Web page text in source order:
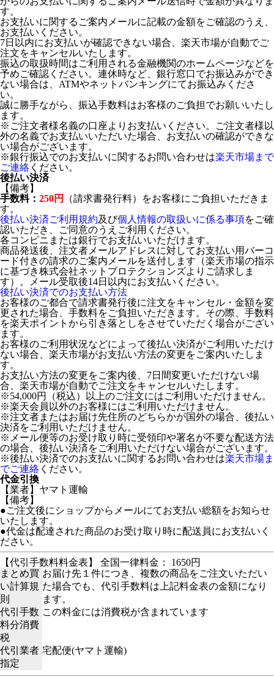
す。
お支払いに関するご案内メールに記載の金額をご確認のうえ、
お支払いください。
7日以内にお支払いが確認できない場合、楽天市場が自動でご
注文をキャンセルいたします。
振込の取扱時間はご利用される金融機関のホームページなどを
予めご確認ください。連休時など、銀行窓口でお振込みができ
ない場合は、ATMやネットバンキングにてお振込みくださ
い。
誠に勝手ながら、振込手数料はお客様のご負担でお願いいたし
ます。
※ご注文者様名義の口座よりお支払いください。ご注文者様以
外の名義でお支払いいただいた場合、お支払いの確認ができな
い場合がございます。
※銀行振込でのお支払いに関するお問い合わせは楽天市場まで
ご連絡 ください。
後払い決済
【備考】
手数料： 250円
（請求書発行料）をお客様にご負担いただきま
す。
後払い決済ご利用規約及び個人情報の取扱いに係る事項をご確
認いただき、ご同意のうえご利用ください。
各コンビニまたは銀行でお支払いいただけます。
商品発送後、注文者メールアドレスに対してお支払い用バーコ
ード付きの請求のご案内メールを送付します（楽天市場の指示
に基づき株式会社ネットプロテクションズよりご請求しま
す）。メール受取後14日以内にお支払いください。
後払い決済でのお支払い方法
お客様のご都合で請求書発行後に注文をキャンセル・金額を変
更された場合、手数料をご負担いただきます。その際、手数料
を楽天ポイントから引き落としをさせていただく場合がござい
ます。
お客様のご利用状況などによって後払い決済がご利用いただけ
ない場合、楽天市場がお支払い方法の変更をご案内いたしま
す。
お支払い方法の変更をご案内後、7日間変更いただけない場
合、楽天市場が自動でご注文をキャンセルいたします。
※54,000円（税込）以上のご注文にはご利用いただけません。
※楽天会員以外のお客様にはご利用いただけません。
※注文者またはお届け先住所のどちらかが国外の場合、後払い
決済をご利用いただけません。
※メール便等のお受け取り時に受領印や署名が不要な配送方法
の場合、後払い決済をご利用いただけない場合がございます。
※後払い決済でのお支払いに関するお問い合わせは楽天市場ま
でご連絡 ください。
代金引換
【業者】ヤマト運輸
【備考】
●ご注文後にショップからメールにてお支払い総額をお知らせ
いたします。
●代金は配達された商品のお受け取り時に配送員にお支払いく
ださい。
【代引手数料料金表】 全国一律料金： 1650円
まとめ買
い計算規
則
お届け先１件につき、複数の商品をご注文いただい
た場合でも、代引手数料は上記料金表の金額になり
ます。
代引手数
料分消費
税
この料金には消費税が含まれています
代引業者
指定
宅配便(ヤマト運輸)